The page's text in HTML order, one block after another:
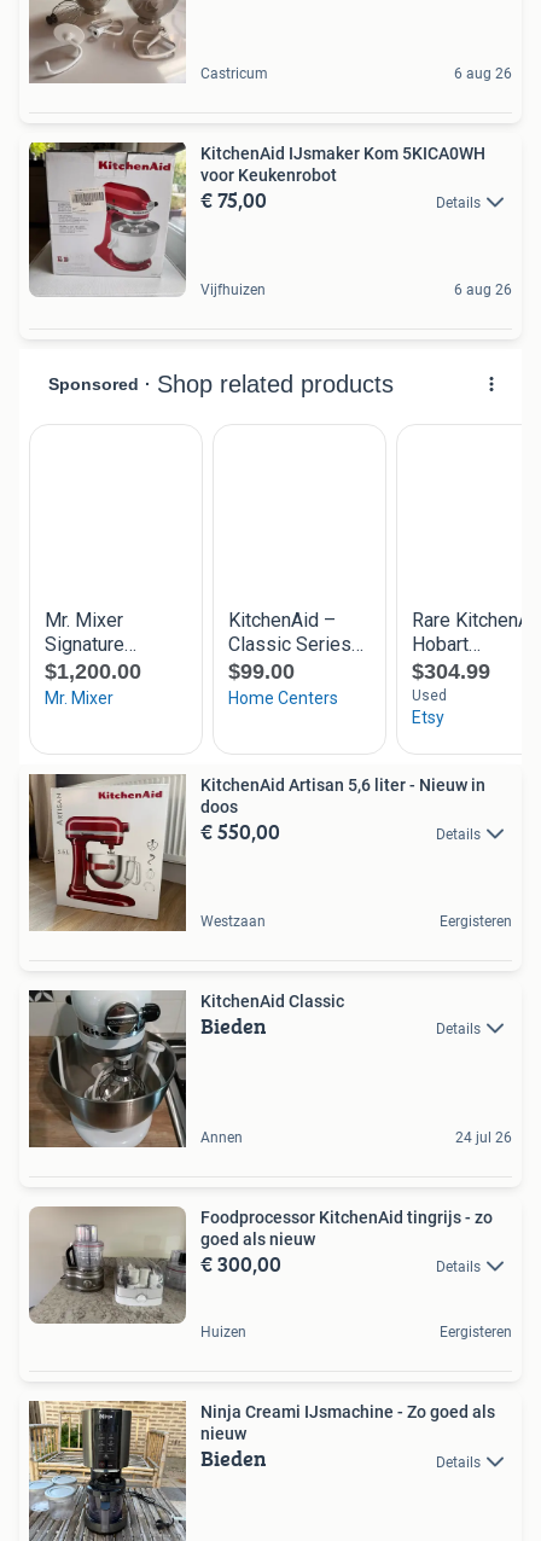
Castricum 6 aug 26
KitchenAid IJsmaker Kom 5KICA0WH
voor Keukenrobot
€ 75,00 Details
Vijfhuizen 6 aug 26
KitchenAid Artisan 5,6 liter - Nieuw in
doos
€ 550,00 Details
Westzaan Eergisteren
KitchenAid Classic
Bieden Details
Annen 24 jul 26
Foodprocessor KitchenAid tingrijs - zo
goed als nieuw
€ 300,00 Details
Huizen Eergisteren
Ninja Creami IJsmachine - Zo goed als
nieuw
Bieden Details